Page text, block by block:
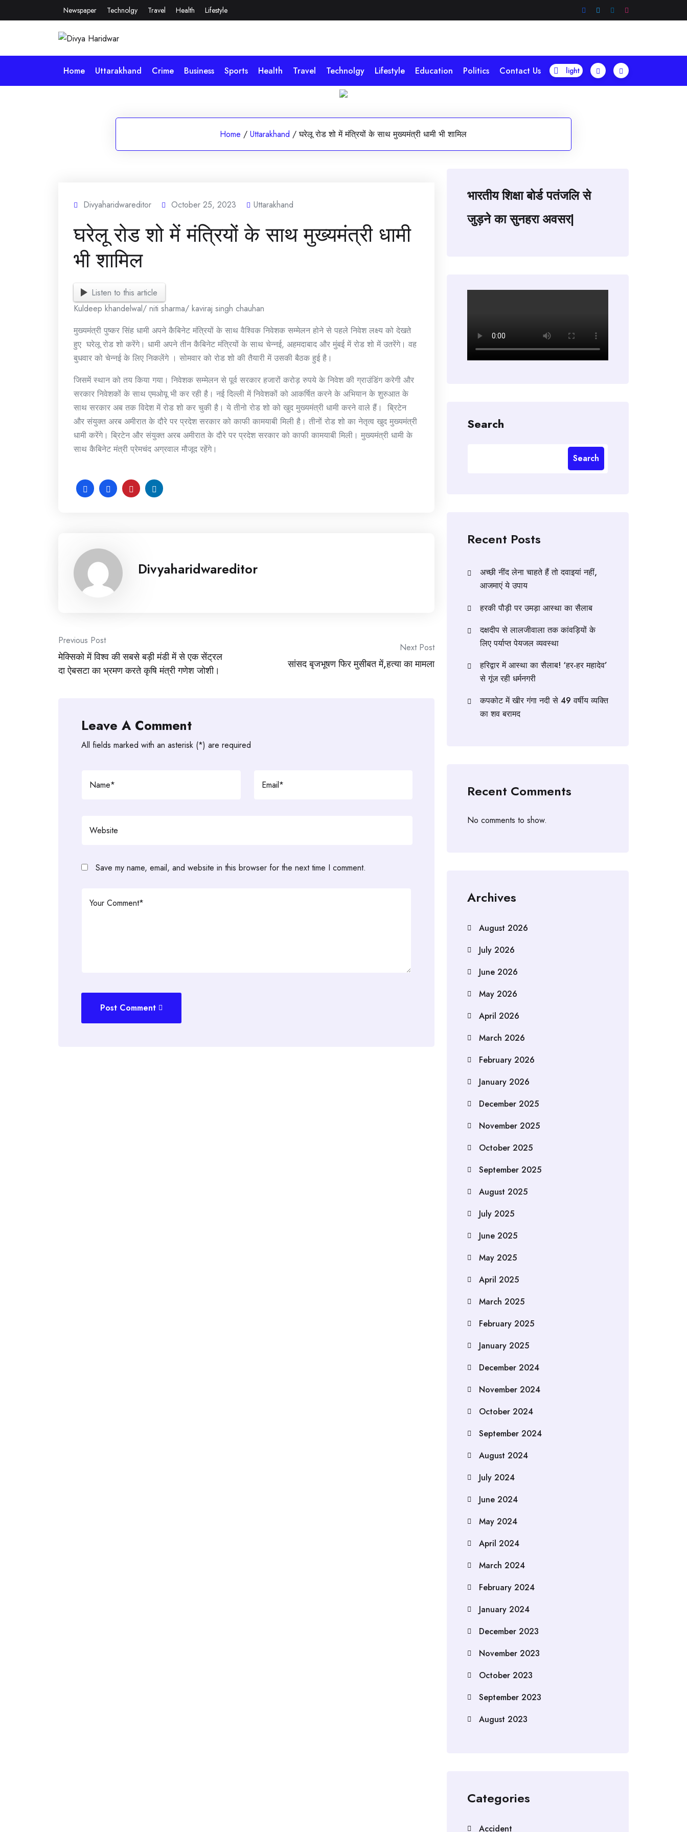
to
Newspaper Technolgy Travel Health Lifestyle
Home Uttarakhand Crime Business Sports Health Travel Technolgy Lifestyle Education Politics Contact Us
Home / Uttarakhand / घरेलू रोड शो में मंत्रियों के साथ मुख्यमंत्री धामी भी शामिल
Divyaharidwareditor October 25, 2023 Uttarakhand
घरेलू रोड शो में मंत्रियों के साथ मुख्यमंत्री धामी
भी शामिल
Listen to this article
Kuldeep khandelwal/ niti sharma/ kaviraj singh chauhan
मुख्यमंत्री पुष्कर सिंह धामी अपने कैबिनेट मंत्रियों के साथ वैश्विक निवेशक सम्मेलन होने से पहले निवेश लक्ष्य को देखते
हुए घरेलू रोड शो करेंगे। धामी अपने तीन कैबिनेट मंत्रियों के साथ चेन्नई, अहमदाबाद और मुंबई में रोड शो में उतरेंगे। वह
बुधवार को चेन्नई के लिए निकलेंगे । सोमवार को रोड शो की तैयारी में उसकी बैठक हुई है।
जिसमें स्थान को तय किया गया। निवेशक सम्मेलन से पूर्व सरकार हजारों करोड़ रुपये के निवेश की ग्राउंडिंग करेगी और
सरकार निवेशकों के साथ एमओयू भी कर रही है। नई दिल्ली में निवेशकों को आकर्षित करने के अभियान के शुरुआत के
साथ सरकार अब तक विदेश में रोड शो कर चुकी है। ये तीनो रोड शो को खुद मुख्यमंत्री धामी करने वाले हैं। ब्रिटेन
और संयुक्त अरब अमीरात के दौरे पर प्रदेश सरकार को काफी कामयाबी मिली है। तीनों रोड शो का नेतृत्व खुद मुख्यमंत्री
धामी करेंगे। ब्रिटेन और संयुक्त अरब अमीरात के दौरे पर प्रदेश सरकार को काफी कामयाबी मिली। मुख्यमंत्री धामी के
साथ कैबिनेट मंत्री प्रेमचंद अग्रवाल मौजूद रहेंगे।
Divyaharidwareditor
Post
navigation
Previous Post
मेक्सिको में विश्व की सबसे बड़ी मंडी में से एक सेंट्रल
दा ऐबसटा का भ्रमण करते कृषि मंत्री गणेश जोशी।
Next Post
सांसद बृजभूषण फिर मुसीबत में,हत्या का मामला
Leave A Comment
All fields marked with an asterisk (*) are required
Save my name, email, and website in this browser for the next time I comment.
Post Comment
भारतीय शिक्षा बोर्ड पतंजलि से
जुड़ने का सुनहरा अवसर|
Search
Search
Recent Posts
अच्छी नींद लेना चाहते हैं तो दवाइयां नहीं,
आजमाएं ये उपाय
हरकी पौड़ी पर उमड़ा आस्था का सैलाब
दक्षदीप से लालजीवाला तक कांवड़ियों के
लिए पर्याप्त पेयजल व्यवस्था
हरिद्वार में आस्था का सैलाब! ‘हर-हर महादेव’
से गूंज रही धर्मनगरी
कपकोट में खीर गंगा नदी से 49 वर्षीय व्यक्ति
का शव बरामद
Recent Comments
No comments to show.
Archives
August 2026
July 2026
June 2026
May 2026
April 2026
March 2026
February 2026
January 2026
December 2025
November 2025
October 2025
September 2025
August 2025
July 2025
June 2025
May 2025
April 2025
March 2025
February 2025
January 2025
December 2024
November 2024
October 2024
September 2024
August 2024
July 2024
June 2024
May 2024
April 2024
March 2024
February 2024
January 2024
December 2023
November 2023
October 2023
September 2023
August 2023
Categories
Accident